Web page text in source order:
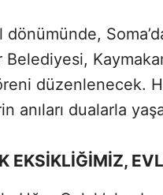
dönümünde,
Belediyesi,
düzenlenecek.
anıları dualarla
EKSİKLİĞİMİZ,